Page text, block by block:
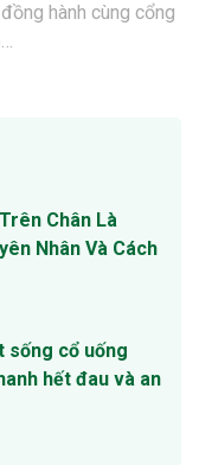
hành cùng cổng
Chân Là
Nhân Và Cách
sống cổ uống
hết đau và an